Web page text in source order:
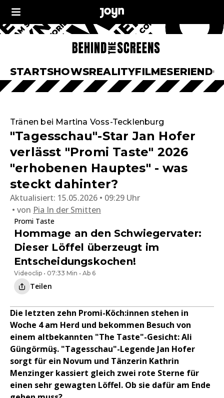
STARTSHOWSREALITYFILMESERIEN
Tränen bei Martina Voss-Tecklenburg
"Tagesschau"-Star Jan Hofer
verlässt "Promi Taste" 2026
"erhobenen Hauptes" - was
steckt dahinter?
Aktualisiert: 15.05.2026 • 09:29 Uhr
von Pia In der Smitten
Promi Taste
Hommage an den Schwiegervater:
Dieser Löffel überzeugt im
Entscheidungskochen!
Videoclip • 07:33 Min • Ab 6
Teilen
Die letzten zehn Promi-Köch:innen stehen in
Woche 4 am Herd und bekommen Besuch von
einem altbekannten "The Taste"-Gesicht: Ali
Güngörmüş. "Tagesschau"-Legende Jan Hofer
sorgt für ein Novum und Tänzerin Kathrin
Menzinger kassiert gleich zwei rote Sterne für
einen sehr gewagten Löffel. Ob sie dafür am Ende